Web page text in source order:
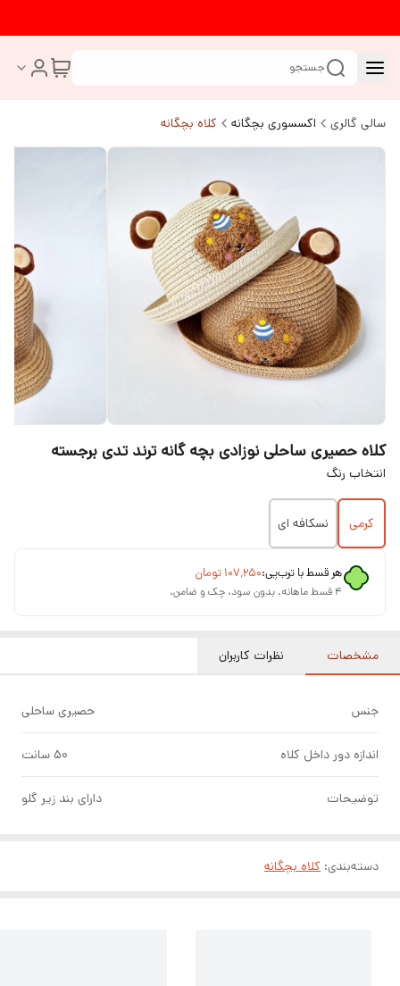
جستجو
سالی گالری اکسسوری بچگانه کلاه بچگانه
کلاه حصیری ساحلی نوزادی بچه گانه ترند تدی برجسته
انتخاب رنگ
کرمی نسکافه ای
هر قسط با ترب‌پی:۱۰۷٬۲۵۰ تومان
۴ قسط ماهانه. بدون سود، چک و ضامن.
مشخصات نظرات کاربران
جنس حصیری ساحلی
اندازه دور داخل کلاه ۵۰ سانت
توضیحات دارای بند زیر گلو
دسته‌بندی: کلاه بچگانه